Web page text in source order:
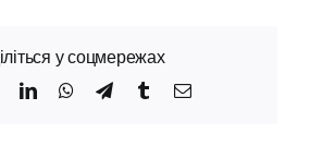
у соцмережах
LinkedInWhatsApp
TelegramTumblrEmail